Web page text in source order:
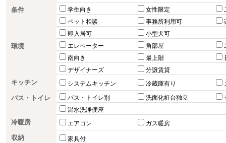
条件 学生向き 女性限定
ペット相談
事務所利用可
即入居可
小型犬可
環境 エレベーター 角部屋
南向き
最上階
デザイナーズ
分譲賃貸
キッチン システムキッチン 冷蔵庫有り
バス・トイレ バス・トイレ別 洗面化粧台独立
温水洗浄便座
冷暖房 エアコン ガス暖房
収納 家具付